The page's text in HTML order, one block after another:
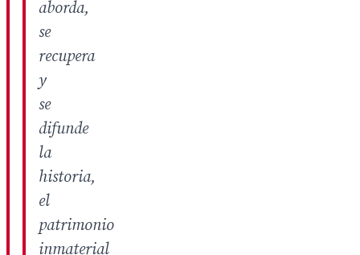
aborda,
se
recupera
y
se
difunde
la
historia,
el
patrimonio
inmaterial